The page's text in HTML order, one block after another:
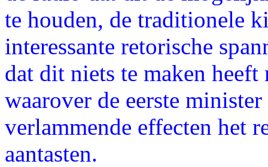
te houden, de traditionele
interessante retorische
dat dit niets te maken
waarover de eerste
verlammende effecten het
aantasten.